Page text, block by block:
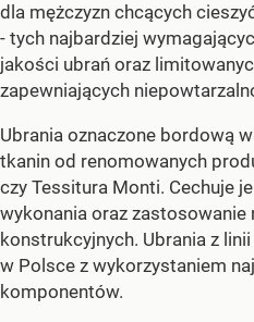
dla mężczyzn chcących
- tych najbardziej
jakości ubrań oraz
zapewniających
Ubrania oznaczone bordową
tkanin od renomowanych
czy Tessitura Monti. Cechuje
wykonania oraz
konstrukcyjnych. Ubrania z
w Polsce z wykorzystaniem
komponentów.